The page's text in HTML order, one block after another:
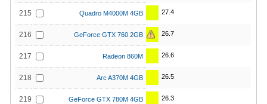
215 Quadro M4000M 4GB 27.4
216 GeForce GTX 760 2GB 26.7
217 Radeon 860M 26.6
218 Arc A370M 4GB 26.5
219 GeForce GTX 780M 4GB 26.3